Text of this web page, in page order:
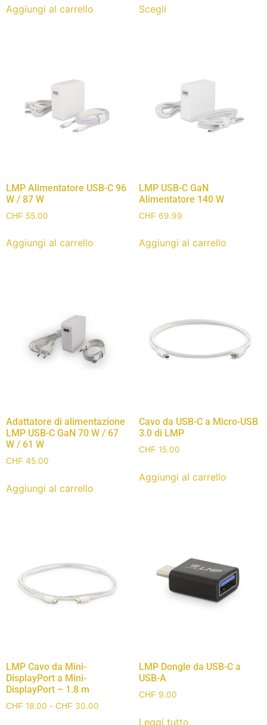
Aggiungi al carrello Scegli
LMP Alimentatore USB-C 96
W / 87 W
CHF 55.00
Aggiungi al carrello
LMP USB-C GaN
Alimentatore 140 W
CHF 69.99
Aggiungi al carrello
Adattatore di alimentazione
LMP USB-C GaN 70 W / 67
W / 61 W
CHF 45.00
Aggiungi al carrello
Cavo da USB-C a Micro-USB
3.0 di LMP
CHF 15.00
Aggiungi al carrello
LMP Cavo da Mini-
DisplayPort a Mini-
DisplayPort – 1.8 m
CHF 18.00 - CHF 30.00
LMP Dongle da USB-C a
USB-A
CHF 9.00
Leggi tutto